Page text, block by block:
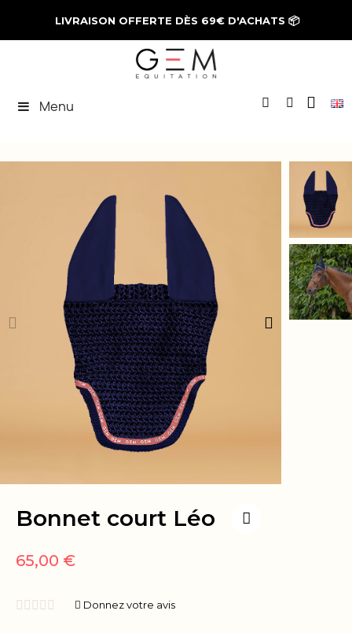
LIVRAISON OFFERTE DÈS 69€ D'ACHATS 📦
Menu
Bonnet court Léo
65,00 €
     Donnez votre avis